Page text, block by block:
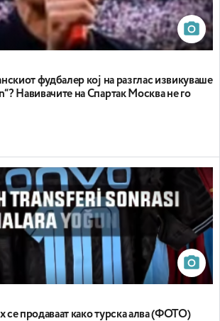
фудбалер кој на разглас извикуваше
Навивачите на Спартак Москва не го
се продаваат како турска алва (ФОТО)